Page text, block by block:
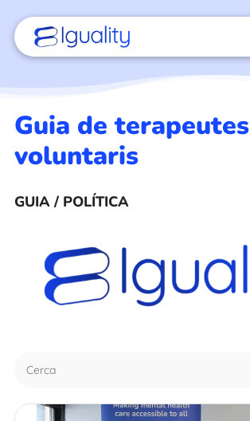
Guia de terapeutes
voluntaris
GUIA / POLÍTICA